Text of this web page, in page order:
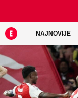
NAJNOVIJE